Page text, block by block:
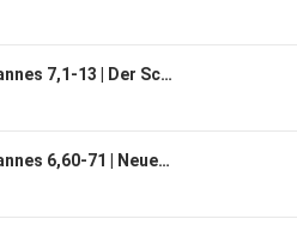
Andacht über Johannes 7,1-13 | Der Schande entgehen
Andacht über Johannes 6,60-71 | Neues Leben